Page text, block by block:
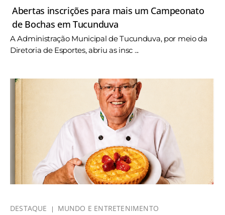
Abertas inscrições para mais um Campeonato
de Bochas em Tucunduva
A Administração Municipal de Tucunduva, por meio da
Diretoria de Esportes, abriu as insc ...
DESTAQUE MUNDO E ENTRETENIMENTO